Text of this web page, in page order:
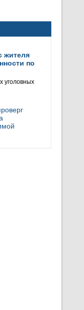
жителя
по
уголовных